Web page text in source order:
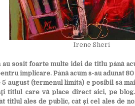
Irene Sheri
au sosit foarte multe idei de titlu până
implicare. Până acum s-au adunat
august (termenul limită) e posibil să
titlul care vă place direct aici, pe
titlul ales de public, cât şi cel ales de